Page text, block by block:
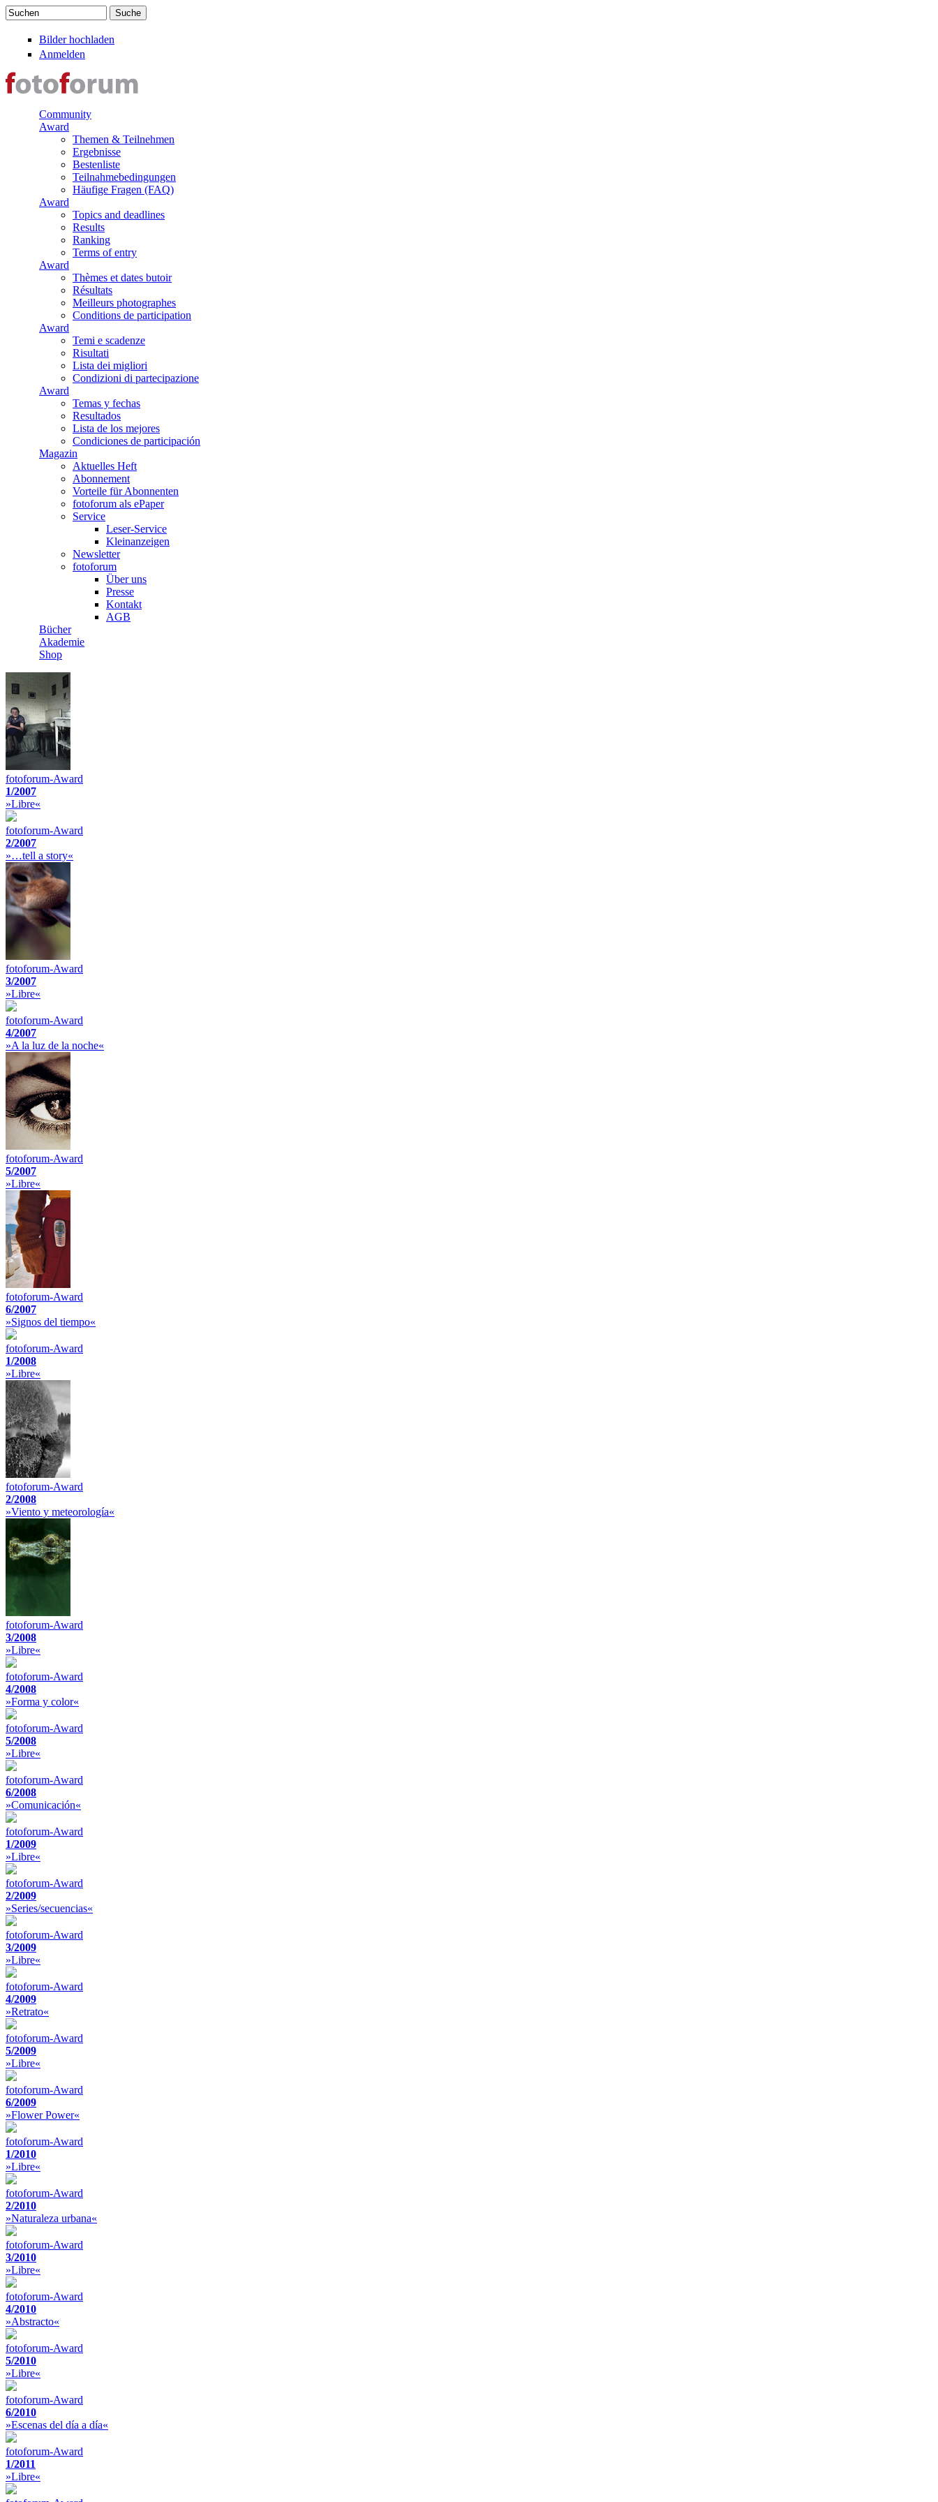
Direkt zum Inhalt
Suchen
Bilder hochladen
Anmelden
Community
Award
Themen & Teilnehmen
Ergebnisse
Bestenliste
Teilnahmebedingungen
Häufige Fragen (FAQ)
Award
Topics and deadlines
Results
Ranking
Terms of entry
Award
Thèmes et dates butoir
Résultats
Meilleurs photographes
Conditions de participation
Award
Temi e scadenze
Risultati
Lista dei migliori
Condizioni di partecipazione
Award
Temas y fechas
Resultados
Lista de los mejores
Condiciones de participación
Magazin
Aktuelles Heft
Abonnement
Vorteile für Abonnenten
fotoforum als ePaper
Service
Leser-Service
Kleinanzeigen
Newsletter
fotoforum
Über uns
Presse
Kontakt
AGB
Bücher
Akademie
Shop
fotoforum-Award
1/2007
»Libre«
fotoforum-Award
2/2007
»…tell a story«
fotoforum-Award
3/2007
»Libre«
fotoforum-Award
4/2007
»A la luz de la noche«
fotoforum-Award
5/2007
»Libre«
fotoforum-Award
6/2007
»Signos del tiempo«
fotoforum-Award
1/2008
»Libre«
fotoforum-Award
2/2008
»Viento y meteorología«
fotoforum-Award
3/2008
»Libre«
fotoforum-Award
4/2008
»Forma y color«
fotoforum-Award
5/2008
»Libre«
fotoforum-Award
6/2008
»Comunicación«
fotoforum-Award
1/2009
»Libre«
fotoforum-Award
2/2009
»Series/secuencias«
fotoforum-Award
3/2009
»Libre«
fotoforum-Award
4/2009
»Retrato«
fotoforum-Award
5/2009
»Libre«
fotoforum-Award
6/2009
»Flower Power«
fotoforum-Award
1/2010
»Libre«
fotoforum-Award
2/2010
»Naturaleza urbana«
fotoforum-Award
3/2010
»Libre«
fotoforum-Award
4/2010
»Abstracto«
fotoforum-Award
5/2010
»Libre«
fotoforum-Award
6/2010
»Escenas del día a día«
fotoforum-Award
1/2011
»Libre«